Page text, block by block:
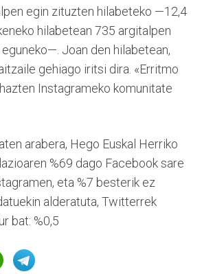
egin zituzten hilabeteko —12,4
hilabetean 735 argitalpen
Joan den hilabetean,
gehiago iritsi dira. «Erritmo
Instagrameko komunitate
arabera, Hego Euskal Herriko
%69 dago Facebook sare
eta %7 besterik ez
alderatuta, Twitterrek
bat: %0,5